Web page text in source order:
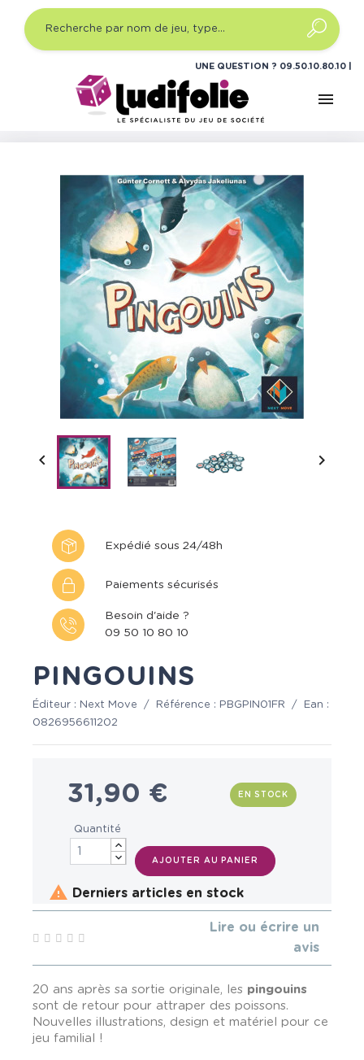
UNE QUESTION ? 09.50.10.80.10
menu
Jeux de société
Jeux de société famille
 
Expédié sous 24/48h
Paiements sécurisés
Besoin d'aide ?
09 50 10 80 10
PINGOUINS
Éditeur : Next Move / Référence : PBGPIN01FR /
Ean :
0826956611202
31,90 € EN STOCK
Quantité
AJOUTER AU PANIER
 Derniers articles en stock
Lire ou écrire un
avis
20 ans après sa sortie originale, les pingouins
sont de retour pour attraper des poissons.
Nouvelles illustrations, design et matériel pour ce
jeu familial !